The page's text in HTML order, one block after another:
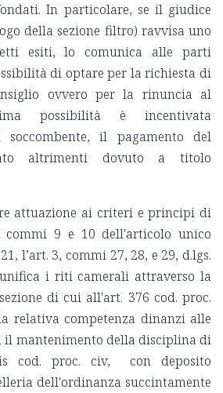
In particolare, se il giudice
della sezione filtro) ravvisa uno
esiti, lo comunica alle parti
di optare per la richiesta di
ovvero per la rinuncia al
possibilità è incentivata
il pagamento del
altrimenti dovuto a titolo
attuazione ai criteri e principi di
commi 9 e 10 dell'articolo unico
l’art. 3, commi 27, 28, e 29, d.lgs.
i riti camerali attraverso la
di cui all'art. 376 cod. proc.
relativa competenza dinanzi alle
il mantenimento della disciplina di
cod. proc. civ, con deposito
dell'ordinanza succintamente